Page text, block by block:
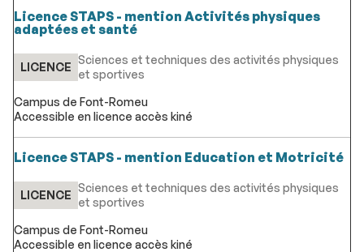
Licence STAPS - mention Activités physiques
adaptées et santé
LICENCE
Sciences et techniques des activités physiques
et sportives
Campus de Font-Romeu
Accessible en licence accès kiné
Licence STAPS - mention Education et Motricité
LICENCE
Sciences et techniques des activités physiques
et sportives
Campus de Font-Romeu
Accessible en licence accès kiné